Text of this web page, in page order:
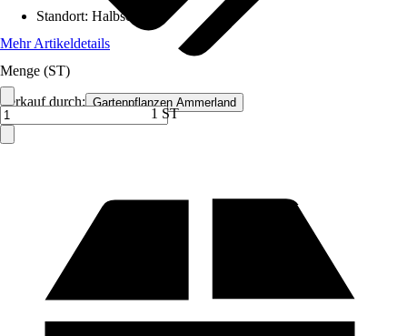
Verkauf durch: Gartenpflanzen Ammerland
Standort: Halbschatten
Mehr Artikeldetails
Menge (ST)
1 ST